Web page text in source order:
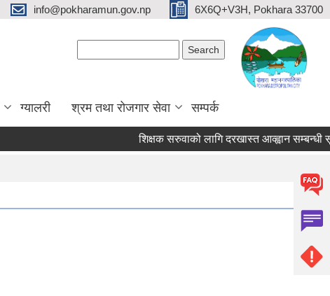
info@pokharamun.gov.np 6X6Q+V3H, Pokhara 33700
ग्यालरी श्रम तथा रोजगार सेवा सम्पर्क
शिक्षक सरुवाको लागि दरखास्त आव्ह्वान सम्बन्धी